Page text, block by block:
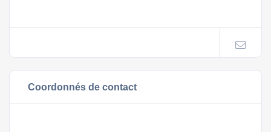
Coordonnés de contact